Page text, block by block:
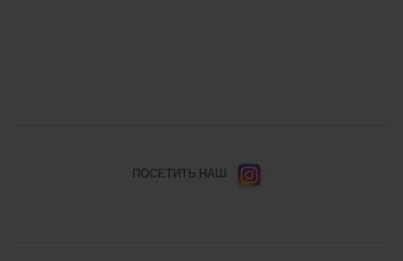
ПОСЕТИТЬ НАШ